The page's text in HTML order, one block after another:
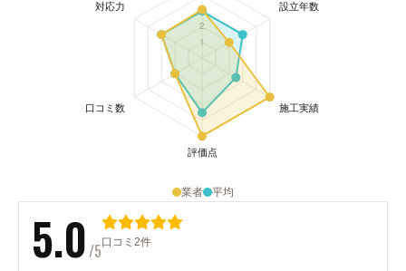
業者 平均
5.0/5口コミ2件